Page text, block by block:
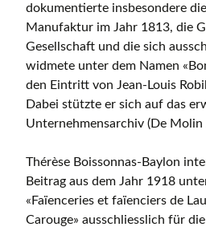
dokumentierte insbesondere
Manufaktur im Jahr 1813, die
Gesellschaft und die sich
widmete unter dem Namen
den Eintritt von Jean-Louis
Dabei stützte er sich auf das
Unternehmensarchiv (De Molin
Thérèse Boissonnas-Baylon
Beitrag aus dem Jahr 1918
«Faïenceries et faïenciers de
Carouge» ausschliesslich für